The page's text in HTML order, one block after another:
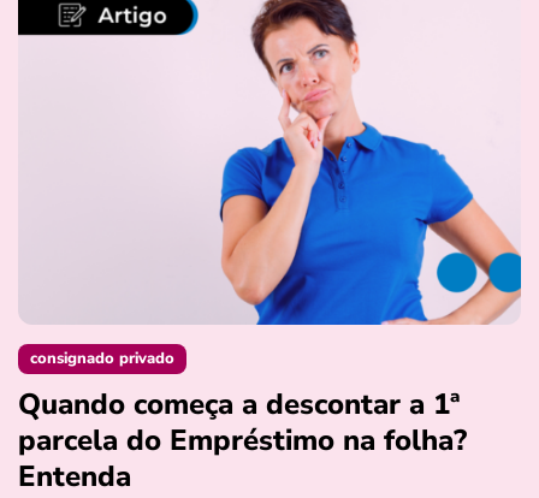
consignado privado
Quando começa a descontar a 1ª
parcela do Empréstimo na folha?
Entenda